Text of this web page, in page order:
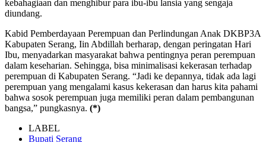
kebahagiaan dan menghibur para ibu-ibu lansia yang sengaja
diundang.
Kabid Pemberdayaan Perempuan dan Perlindungan Anak DKBP3A
Kabupaten Serang, Iin Abdillah berharap, dengan peringatan Hari
Ibu, menyadarkan masyarakat bahwa pentingnya peran perempuan
dalam keseharian. Sehingga, bisa minimalisasi kekerasan terhadap
perempuan di Kabupaten Serang. “Jadi ke depannya, tidak ada lagi
perempuan yang mengalami kasus kekerasan dan harus kita pahami
bahwa sosok perempuan juga memiliki peran dalam pembangunan
bangsa,” pungkasnya. (*)
LABEL
Bupati Serang